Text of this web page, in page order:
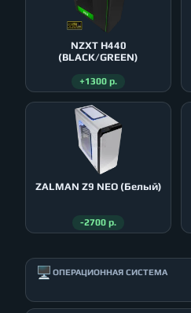
NZXT H440
(BLACK/GREEN)
+1300 р.
ZALMAN Z9 NEO (Белый)
-2700 р.
🖥️ ОПЕРАЦИОННАЯ СИСТЕМА